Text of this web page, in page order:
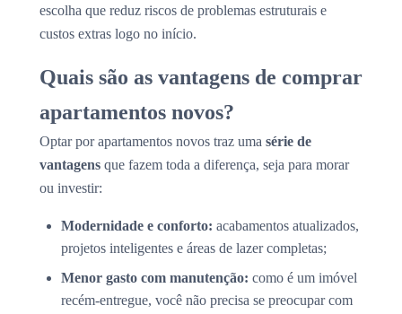
escolha que reduz riscos de problemas estruturais e
custos extras logo no início.
Quais são as vantagens de comprar
apartamentos novos?
Optar por apartamentos novos traz uma série de
vantagens que fazem toda a diferença, seja para morar
ou investir:
Modernidade e conforto: acabamentos atualizados,
projetos inteligentes e áreas de lazer completas;
Menor gasto com manutenção: como é um imóvel
recém-entregue, você não precisa se preocupar com